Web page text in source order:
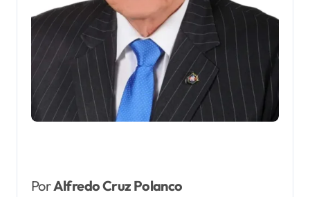
PorAlfredo Cruz Polanco